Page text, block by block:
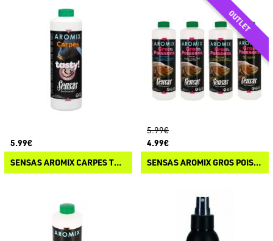
5.99€
SENSAS AROMIX CARPES TASTY
5.99€
4.99€
SENSAS AROMIX GROS POISSON